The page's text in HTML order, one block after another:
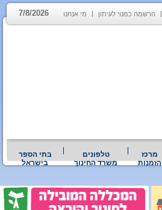
הרשמה כמנוי לעיתון מי אנחנו 7/8/2026
מרכז
הזמנות
טלפונים
משרד החינוך
בתי הספר
בישראל